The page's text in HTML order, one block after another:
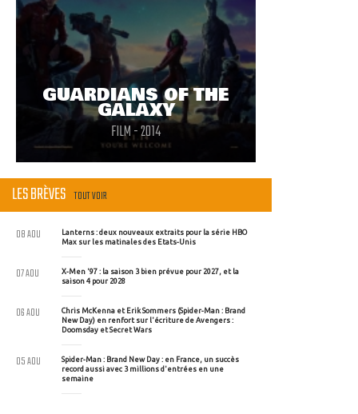
GUARDIANS OF THE
GALAXY
FILM - 2014
LES BRÈVES TOUT VOIR
Lanterns : deux nouveaux extraits pour la série HBO
Max sur les matinales des Etats-Unis
08 AOU
X-Men '97 : la saison 3 bien prévue pour 2027, et la
saison 4 pour 2028
07 AOU
Chris McKenna et Erik Sommers (Spider-Man : Brand
New Day) en renfort sur l'écriture de Avengers :
Doomsday et Secret Wars
06 AOU
Spider-Man : Brand New Day : en France, un succès
record aussi avec 3 millions d'entrées en une
semaine
05 AOU